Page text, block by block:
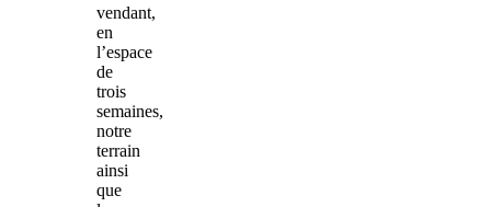
vendant,
en
l’espace
de
trois
semaines,
notre
terrain
ainsi
que